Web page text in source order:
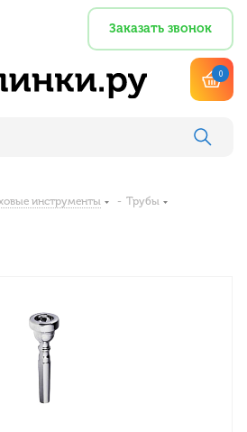
Заказать звонок
0
инструменты - Трубы